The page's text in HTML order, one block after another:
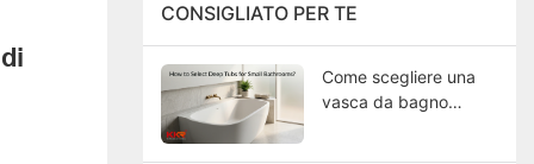
CONSIGLIATO PER TE
Come scegliere una
vasca da bagno